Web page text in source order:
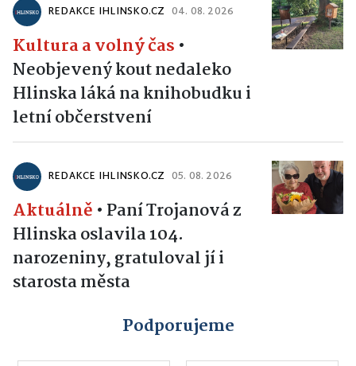
REDAKCE IHLINSKO.CZ 04. 08. 2026
Kultura a volný čas •
Neobjevený kout nedaleko
Hlinska láká na knihobudku i
letní občerstvení
REDAKCE IHLINSKO.CZ 05. 08. 2026
Aktuálně • Paní Trojanová z
Hlinska oslavila 104.
narozeniny, gratuloval jí i
starosta města
Podporujeme